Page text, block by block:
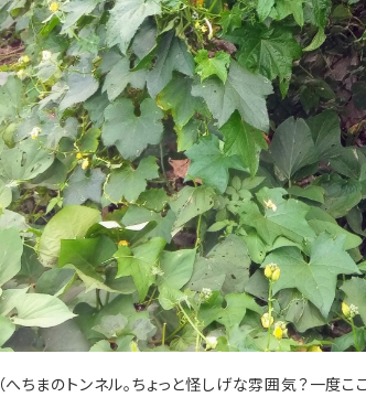
（へちまのトンネル。ちょっと怪しげな雰囲気？一